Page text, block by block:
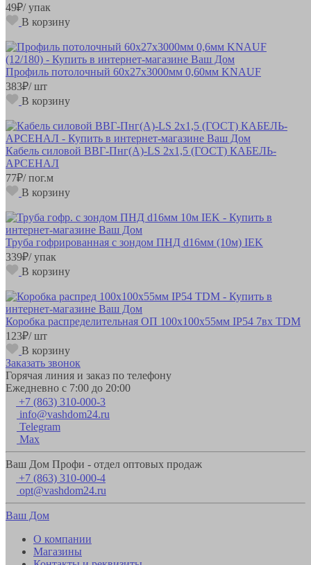
49₽/ упак
В корзину
Профиль потолочный 60х27х3000мм 0,60мм KNAUF
383₽/ шт
В корзину
Кабель силовой ВВГ-Пнг(А)-LS 2х1,5 (ГОСТ) КАБЕЛЬ-
АРСЕНАЛ
77₽/ пог.м
В корзину
Труба гофрированная с зондом ПНД d16мм (10м) IEK
339₽/ упак
В корзину
Коробка распределительная ОП 100х100х55мм IP54 7вх TDM
123₽/ шт
В корзину
Заказать звонок
Горячая линия и заказ по телефону
Ежедневно с 7:00 до 20:00
+7 (863) 310-000-3
info@vashdom24.ru
Telegram
Max
Ваш Дом Профи - отдел оптовых продаж
+7 (863) 310-000-4
opt@vashdom24.ru
Ваш Дом
О компании
Магазины